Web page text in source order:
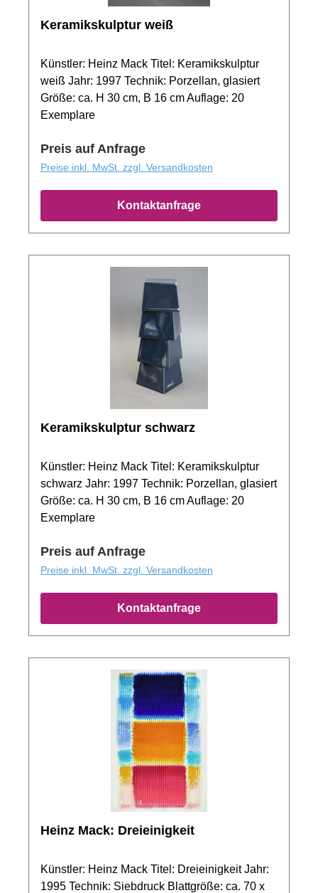
Keramikskulptur weiß
Künstler: Heinz Mack Titel: Keramikskulptur
weiß Jahr: 1997 Technik: Porzellan, glasiert
Größe: ca. H 30 cm, B 16 cm Auflage: 20
Exemplare
Preis auf Anfrage
Preise inkl. MwSt. zzgl. Versandkosten
Kontaktanfrage
Keramikskulptur schwarz
Künstler: Heinz Mack Titel: Keramikskulptur
schwarz Jahr: 1997 Technik: Porzellan, glasiert
Größe: ca. H 30 cm, B 16 cm Auflage: 20
Exemplare
Preis auf Anfrage
Preise inkl. MwSt. zzgl. Versandkosten
Kontaktanfrage
Heinz Mack: Dreieinigkeit
Künstler: Heinz Mack Titel: Dreieinigkeit Jahr:
1995 Technik: Siebdruck Blattgröße: ca. 70 x